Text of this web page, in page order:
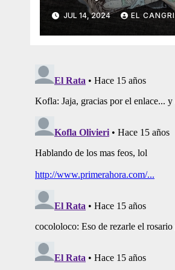
Trump Pa’ Que
De Curita
JUL 14, 2024 EL